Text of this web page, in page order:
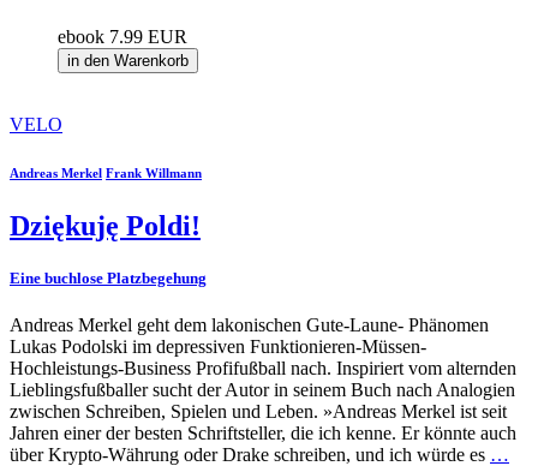
ebook 7.99 EUR
in den Warenkorb
VELO
Andreas Merkel Frank Willmann
Dziękuję Poldi!
Eine buchlose Platzbegehung
Andreas Merkel geht dem lakonischen Gute-Laune- Phänomen
Lukas Podolski im depressiven Funktionieren-Müssen-
Hochleistungs-Business Profifußball nach. Inspiriert vom alternden
Lieblingsfußballer sucht der Autor in seinem Buch nach Analogien
zwischen Schreiben, Spielen und Leben. »Andreas Merkel ist seit
Jahren einer der besten Schriftsteller, die ich kenne. Er könnte auch
über Krypto-Währung oder Drake schreiben, und ich würde es …